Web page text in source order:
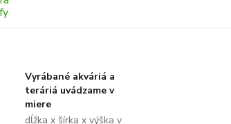
Vyrábané akváriá a
teráriá uvádzame v
miere
dĺžka x šírka x výška v